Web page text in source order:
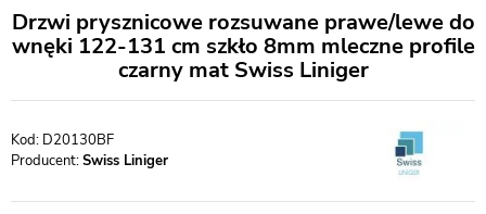
Drzwi prysznicowe rozsuwane prawe/lewe do
wnęki 122-131 cm szkło 8mm mleczne profile
czarny mat Swiss Liniger
D20130BF
Producent:Swiss Liniger